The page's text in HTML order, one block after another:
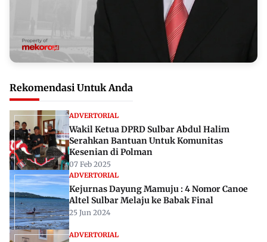
Rekomendasi Untuk Anda
ADVERTORIAL
Wakil Ketua DPRD Sulbar Abdul Halim
Serahkan Bantuan Untuk Komunitas
Kesenian di Polman
07 Feb 2025
ADVERTORIAL
Kejurnas Dayung Mamuju : 4 Nomor Canoe
Altel Sulbar Melaju ke Babak Final
25 Jun 2024
ADVERTORIAL